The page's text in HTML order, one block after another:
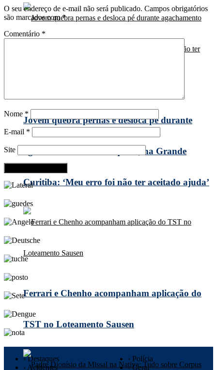
Jovem quebra pernas e desloca pé durante
agachamento com 140 quilos, na Grande
Curitiba: ‘Meu erro foi não ter aceitado ajuda’
Ferrari e Chenho acompanham aplicação do
TST no Loteamento Sausen
O seu endereço de e-mail não será publicado. Campos obrigatórios
são marcados com*
Comentário *
Nome *
E-mail *
Site
› Destaques
› Acidentes
› Polícia
› Geral